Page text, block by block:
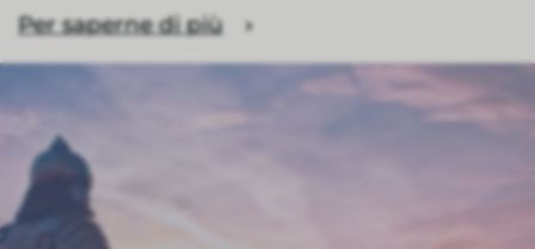
Per saperne di più